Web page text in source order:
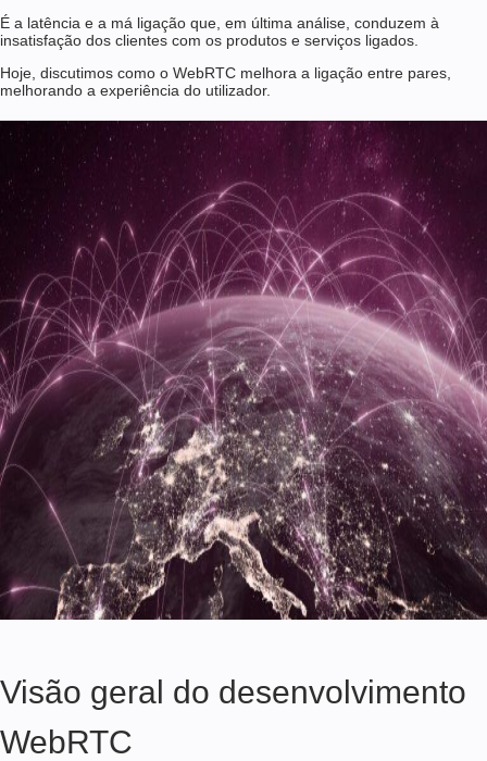
É a latência e a má ligação que, em última análise, conduzem à
insatisfação dos clientes com os produtos e serviços ligados.
Hoje, discutimos como o WebRTC melhora a ligação entre pares,
melhorando a experiência do utilizador.
Visão geral do desenvolvimento
WebRTC